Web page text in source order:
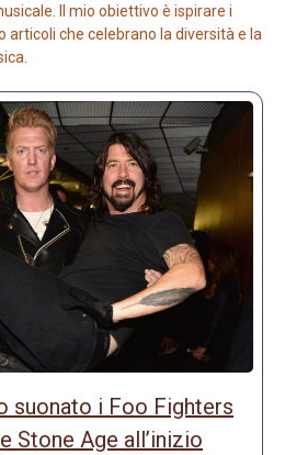
Il mio obiettivo è ispirare i
articoli che celebrano la diversità e la
suonato i Foo Fighters
Stone Age all’inizio